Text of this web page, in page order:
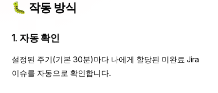
🐛 작동 방식
1. 자동 확인
설정된 주기(기본 30분)마다 나에게 할당된 미완료 Jira
이슈를 자동으로 확인합니다.